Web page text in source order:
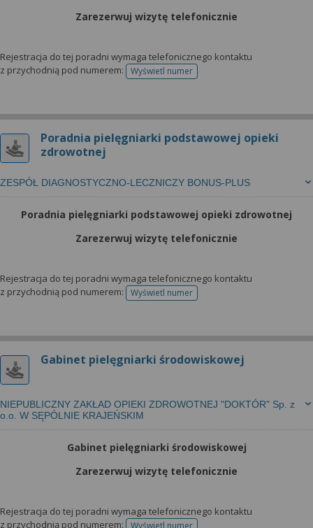
Zarezerwuj wizytę telefonicznie
Rejestracja do tej poradni wymaga telefonicznego kontaktu
z przychodnią pod numerem:
Wyświetl numertelefonu do rejestracji
Poradnia pielęgniarki podstawowej opieki
zdrowotnej
ZESPÓŁ DIAGNOSTYCZNO-LECZNICZY BONUS-PLUS
Poradnia pielęgniarki podstawowej opieki zdrowotnej
Zarezerwuj wizytę telefonicznie
Rejestracja do tej poradni wymaga telefonicznego kontaktu
z przychodnią pod numerem:
Wyświetl numertelefonu do rejestracji
Gabinet pielęgniarki środowiskowej
NIEPUBLICZNY ZAKŁAD OPIEKI ZDROWOTNEJ "DOKTÓR" Sp. z
o.o. W SĘPÓLNIE KRAJEŃSKIM
Gabinet pielęgniarki środowiskowej
Zarezerwuj wizytę telefonicznie
Rejestracja do tej poradni wymaga telefonicznego kontaktu
z przychodnią pod numerem:
Wyświetl numer